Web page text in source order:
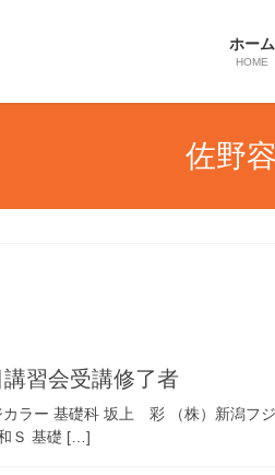
ホーム
HOME
佐野
習会受講修了者
ー 基礎科 坂上 彩 （株）新潟フジ
Ｓ 基礎 […]